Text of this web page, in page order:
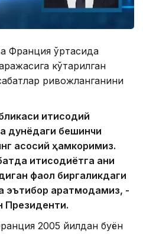
Франция ўртасида
кўтарилган
ривожланганини
иқтисодий
дунёдаги бешинчи
асосий ҳамкоримиз.
иқтисодиётга аниқ
фаол биргаликдаги
қаратмоқдамиз, -
Президенти.
2005 йилдан буён